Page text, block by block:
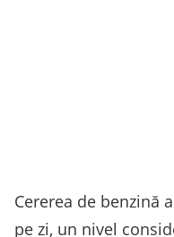
Cererea de benzină
pe zi, un nivel